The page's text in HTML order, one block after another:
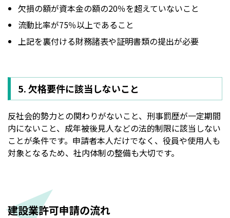
欠損の額が資本金の額の20％を超えていないこと
流動比率が75％以上であること
上記を裏付ける財務諸表や証明書類の提出が必要
5. 欠格要件に該当しないこと
反社会的勢力との関わりがないこと、刑事罰歴が一定期間
内にないこと、成年被後見人などの法的制限に該当しない
ことが条件です。申請者本人だけでなく、役員や使用人も
対象となるため、社内体制の整備も大切です。
建設業許可申請の流れ